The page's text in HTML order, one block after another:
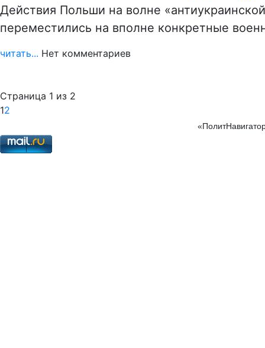
Действия Польши на волне
переместились на вполне конкретные
читать... Нет комментариев
Страница 1 из 2
12